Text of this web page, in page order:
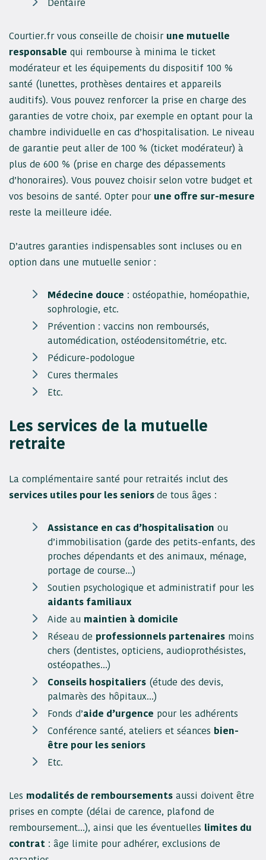
Courtier.fr vous conseille de choisir une mutuelle
responsable qui rembourse à minima le ticket
modérateur et les équipements du dispositif 100 %
santé (lunettes, prothèses dentaires et appareils
auditifs). Vous pouvez renforcer la prise en charge des
garanties de votre choix, par exemple en optant pour la
chambre individuelle en cas d’hospitalisation. Le niveau
de garantie peut aller de 100 % (ticket modérateur) à
plus de 600 % (prise en charge des dépassements
d’honoraires). Vous pouvez choisir selon votre budget et
vos besoins de santé. Opter pour une offre sur-mesure
reste la meilleure idée.
D’autres garanties indispensables sont incluses ou en
option dans une mutuelle senior :
Médecine douce : ostéopathie, homéopathie,
sophrologie, etc.
Prévention : vaccins non remboursés,
automédication, ostéodensitométrie, etc.
Pédicure-podologue
Cures thermales
Etc.
Les services de la mutuelle
retraite
La complémentaire santé pour retraités inclut des
services utiles pour les seniorsde tous âges :
Assistance en cas d’hospitalisation ou
d’immobilisation (garde des petits-enfants, des
proches dépendants et des animaux, ménage,
portage de course…)
Soutien psychologique et administratif pour les
aidants familiaux
Aide au maintien à domicile
Réseau de professionnels partenaires moins
chers (dentistes, opticiens, audioprothésistes,
ostéopathes…)
Conseils hospitaliers (étude des devis,
palmarès des hôpitaux…)
Fonds d’aide d’urgence pour les adhérents
Conférence santé, ateliers et séances bien-
être pour les seniors
Etc.
Les modalités de remboursements aussi doivent être
prises en compte (délai de carence, plafond de
remboursement…), ainsi que les éventuelles limites du
contrat : âge limite pour adhérer, exclusions de